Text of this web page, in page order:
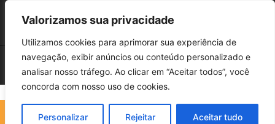
Valorizamos sua privacidade
Utilizamos cookies para aprimorar sua experiência de
navegação, exibir anúncios ou conteúdo personalizado e
analisar nosso tráfego. Ao clicar em “Aceitar todos”, você
concorda com nosso uso de cookies.
Personalizar Rejeitar Aceitar tudo